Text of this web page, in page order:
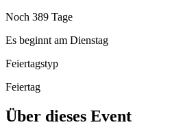
Noch 389 Tage
Es beginnt am Dienstag
Feiertagstyp
Feiertag
Über dieses Event